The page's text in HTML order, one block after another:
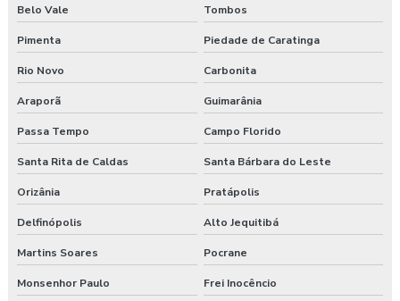
Belo Vale Tombos
Pimenta Piedade de Caratinga
Rio Novo Carbonita
Araporã Guimarânia
Passa Tempo Campo Florido
Santa Rita de Caldas Santa Bárbara do Leste
Orizânia Pratápolis
Delfinópolis Alto Jequitibá
Martins Soares Pocrane
Monsenhor Paulo Frei Inocêncio